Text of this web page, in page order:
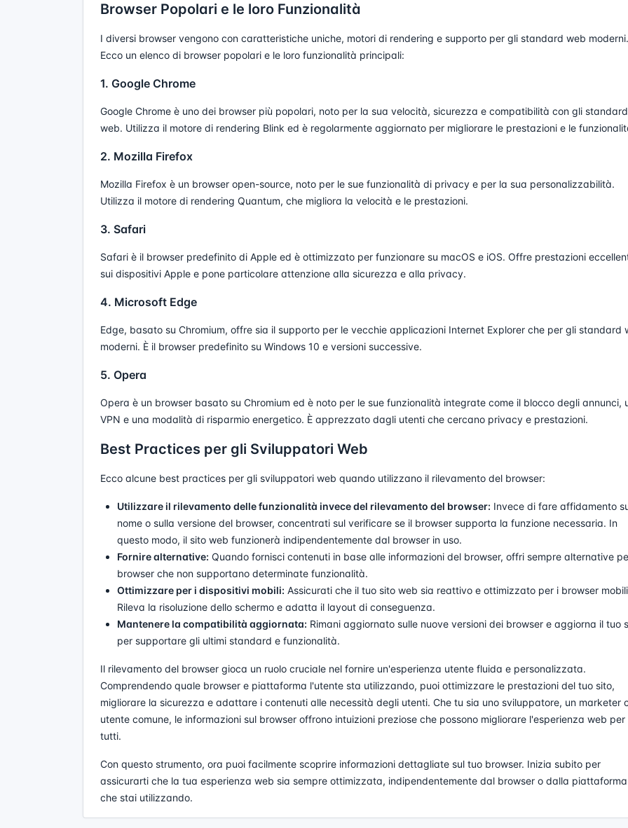
Browser Popolari e le loro Funzionalità
I diversi browser vengono con caratteristiche uniche, motori di rendering e supporto per gli standard web moderni.
Ecco un elenco di browser popolari e le loro funzionalità principali:
1. Google Chrome
Google Chrome è uno dei browser più popolari, noto per la sua velocità, sicurezza e compatibilità con gli standard
web. Utilizza il motore di rendering Blink ed è regolarmente aggiornato per migliorare le prestazioni e le
2. Mozilla Firefox
Mozilla Firefox è un browser open-source, noto per le sue funzionalità di privacy e per la sua personalizzabilità.
Utilizza il motore di rendering Quantum, che migliora la velocità e le prestazioni.
3. Safari
Safari è il browser predefinito di Apple ed è ottimizzato per funzionare su macOS e iOS. Offre prestazioni
sui dispositivi Apple e pone particolare attenzione alla sicurezza e alla privacy.
4. Microsoft Edge
Edge, basato su Chromium, offre sia il supporto per le vecchie applicazioni Internet Explorer che per gli standard
moderni. È il browser predefinito su Windows 10 e versioni successive.
5. Opera
Opera è un browser basato su Chromium ed è noto per le sue funzionalità integrate come il blocco degli annunci,
VPN e una modalità di risparmio energetico. È apprezzato dagli utenti che cercano privacy e prestazioni.
Best Practices per gli Sviluppatori Web
Ecco alcune best practices per gli sviluppatori web quando utilizzano il rilevamento del browser:
Utilizzare il rilevamento delle funzionalità invece del rilevamento del browser: Invece di fare affidamento
nome o sulla versione del browser, concentrati sul verificare se il browser supporta la funzione necessaria. In
questo modo, il sito web funzionerà indipendentemente dal browser in uso.
Fornire alternative: Quando fornisci contenuti in base alle informazioni del browser, offri sempre alternative
browser che non supportano determinate funzionalità.
Ottimizzare per i dispositivi mobili: Assicurati che il tuo sito web sia reattivo e ottimizzato per i browser
Rileva la risoluzione dello schermo e adatta il layout di conseguenza.
Mantenere la compatibilità aggiornata: Rimani aggiornato sulle nuove versioni dei browser e aggiorna il tuo
per supportare gli ultimi standard e funzionalità.
Il rilevamento del browser gioca un ruolo cruciale nel fornire un'esperienza utente fluida e personalizzata.
Comprendendo quale browser e piattaforma l'utente sta utilizzando, puoi ottimizzare le prestazioni del tuo sito,
migliorare la sicurezza e adattare i contenuti alle necessità degli utenti. Che tu sia uno sviluppatore, un marketer
utente comune, le informazioni sul browser offrono intuizioni preziose che possono migliorare l'esperienza web per
tutti.
Con questo strumento, ora puoi facilmente scoprire informazioni dettagliate sul tuo browser. Inizia subito per
assicurarti che la tua esperienza web sia sempre ottimizzata, indipendentemente dal browser o dalla piattaforma
che stai utilizzando.